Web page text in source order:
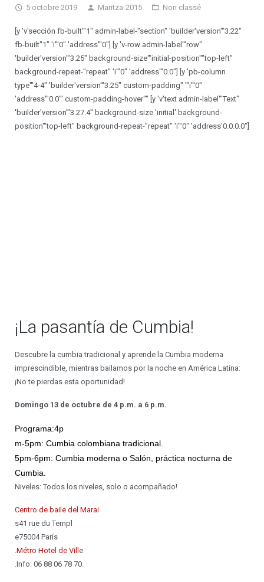
Devenir professeur
5 octobre 2019 Maritza-2015 Non classé
[y 'v'sección fb-built'"1" admin-label-"section" 'builder'version'"3.22"
fb-built"1" 'i'"0" 'address'"0"] [y 'v-row admin-label'"row"
'builder'version'"3.25" background-size'"initial-position""top-left"
background-repeat-"repeat" 'i'"0" 'address'"0.0"] [y 'pb-column
type'"4-4" 'builder'version'"3.25" custom-padding" '"i'"0"
'address'"0.0'" custom-padding-hover"" [y 'v'text admin-label'"Text"
'builder'version'"3.27.4" background-size 'initial' background-
position'"top-left" background-repeat-"repeat" 'i'"0" 'address'0.0.0.0"]
¡La pasantía de Cumbia!
Descubre la cumbia tradicional y aprende la Cumbia moderna
imprescindible, mientras bailamos por la noche en América Latina:
¡No te pierdas esta oportunidad!
Domingo 13 de octubre de 4 p.m. a 6 p.m.
Programa:4p
m-5pm: Cumbia colombiana tradicional.
5pm-6pm: Cumbia moderna o Salón, práctica nocturna de
Cumbia.
Niveles: Todos los niveles, solo o acompañado!
Centro de baile del Marai
s41 rue du Templ
e75004 París
.Métro Hotel de Vill e
.Info: 06 88 06 78 70.